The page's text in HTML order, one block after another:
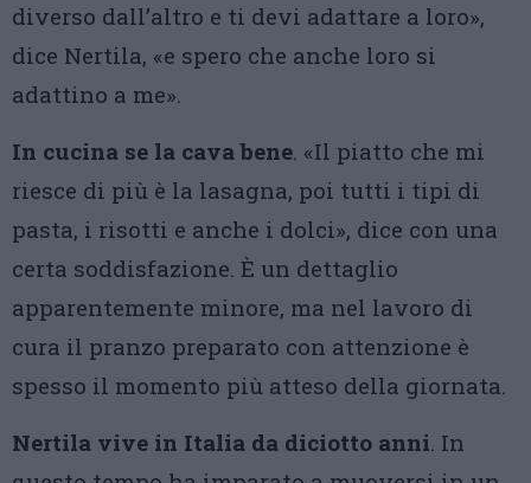
diverso dall’altro e ti devi adattare a loro»,
dice Nertila, «e spero che anche loro si
adattino a me».
In cucina se la cava bene. «Il piatto che mi
riesce di più è la lasagna, poi tutti i tipi di
pasta, i risotti e anche i dolci», dice con una
certa soddisfazione. È un dettaglio
apparentemente minore, ma nel lavoro di
cura il pranzo preparato con attenzione è
spesso il momento più atteso della giornata.
Nertila vive in Italia da diciotto anni. In